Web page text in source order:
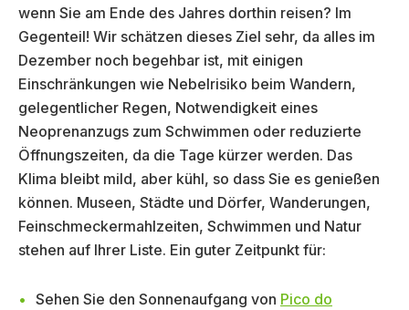
wenn Sie am Ende des Jahres dorthin reisen? Im
Gegenteil! Wir schätzen dieses Ziel sehr, da alles im
Dezember noch begehbar ist, mit einigen
Einschränkungen wie Nebelrisiko beim Wandern,
gelegentlicher Regen, Notwendigkeit eines
Neoprenanzugs zum Schwimmen oder reduzierte
Öffnungszeiten, da die Tage kürzer werden. Das
Klima bleibt mild, aber kühl, so dass Sie es genießen
können. Museen, Städte und Dörfer, Wanderungen,
Feinschmeckermahlzeiten, Schwimmen und Natur
stehen auf Ihrer Liste. Ein guter Zeitpunkt für:
Sehen Sie den Sonnenaufgang von Pico do